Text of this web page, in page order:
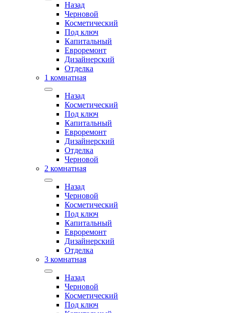
Назад
Черновой
Косметический
Под ключ
Капитальный
Евроремонт
Дизайнерский
Отделка
1 комнатная
Назад
Косметический
Под ключ
Капитальный
Евроремонт
Дизайнерский
Отделка
Черновой
2 комнатная
Назад
Черновой
Косметический
Под ключ
Капитальный
Евроремонт
Дизайнерский
Отделка
3 комнатная
Назад
Черновой
Косметический
Под ключ